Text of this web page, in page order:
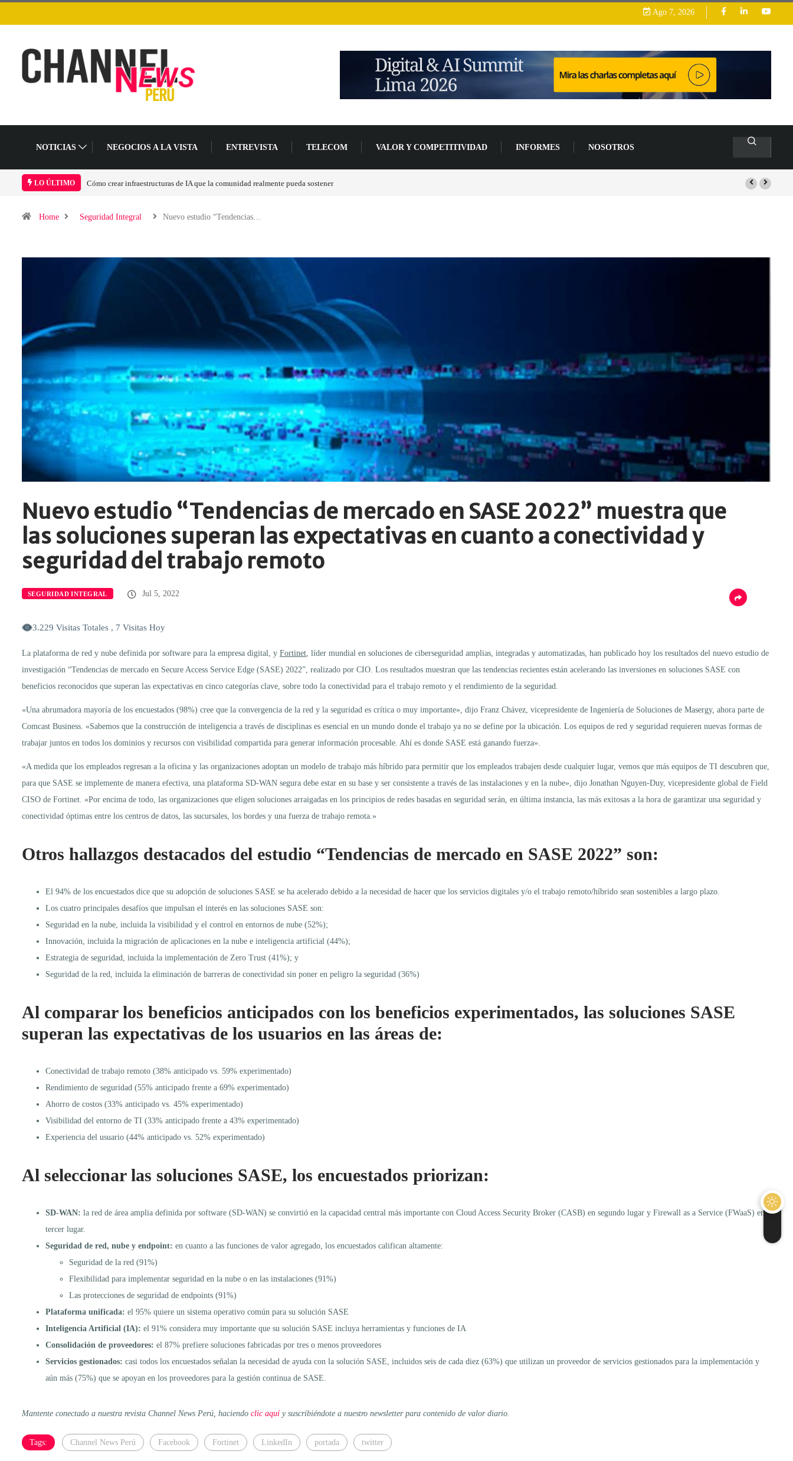
Ago 7, 2026
NOTICIAS NEGOCIOS A LA VISTA ENTREVISTA TELECOM VALOR Y COMPETITIVIDAD INFORMES NOSOTROS
LO ÚLTIMO Las tarjetas gráficas RDNA 5 ya están en fase avanzada de desarrollo
Home Seguridad Integral Nuevo estudio “Tendencias…
Nuevo estudio “Tendencias de mercado en SASE 2022” muestra que
las soluciones superan las expectativas en cuanto a conectividad y
seguridad del trabajo remoto
SEGURIDAD INTEGRAL Jul 5, 2022
3.229 Visitas Totales , 7 Visitas Hoy
La plataforma de red y nube definida por software para la empresa digital, y Fortinet , líder mundial en soluciones de ciberseguridad amplias, integradas y automatizadas, han publicado hoy los resultados del nuevo estudio de
investigación “Tendencias de mercado en Secure Access Service Edge (SASE) 2022”, realizado por CIO. Los resultados muestran que las tendencias recientes están acelerando las inversiones en soluciones SASE con
beneficios reconocidos que superan las expectativas en cinco categorías clave, sobre todo la conectividad para el trabajo remoto y el rendimiento de la seguridad.
«Una abrumadora mayoría de los encuestados (98%) cree que la convergencia de la red y la seguridad es crítica o muy importante», dijo Franz Chávez, vicepresidente de Ingeniería de Soluciones de Masergy, ahora parte de
Comcast Business. «Sabemos que la construcción de inteligencia a través de disciplinas es esencial en un mundo donde el trabajo ya no se define por la ubicación. Los equipos de red y seguridad requieren nuevas formas de
trabajar juntos en todos los dominios y recursos con visibilidad compartida para generar información procesable. Ahí es donde SASE está ganando fuerza».
«A medida que los empleados regresan a la oficina y las organizaciones adoptan un modelo de trabajo más híbrido para permitir que los empleados trabajen desde cualquier lugar, vemos que más equipos de TI descubren que,
para que SASE se implemente de manera efectiva, una plataforma SD-WAN segura debe estar en su base y ser consistente a través de las instalaciones y en la nube», dijo Jonathan Nguyen-Duy, vicepresidente global de Field
CISO de Fortinet. «Por encima de todo, las organizaciones que eligen soluciones arraigadas en los principios de redes basadas en seguridad serán, en última instancia, las más exitosas a la hora de garantizar una seguridad y
conectividad óptimas entre los centros de datos, las sucursales, los bordes y una fuerza de trabajo remota.»
Otros hallazgos destacados del estudio “Tendencias de mercado en SASE 2022” son:
El 94% de los encuestados dice que su adopción de soluciones SASE se ha acelerado debido a la necesidad de hacer que los servicios digitales y/o el trabajo remoto/híbrido sean sostenibles a largo plazo.
Los cuatro principales desafíos que impulsan el interés en las soluciones SASE son:
Seguridad en la nube, incluida la visibilidad y el control en entornos de nube (52%);
Innovación, incluida la migración de aplicaciones en la nube e inteligencia artificial (44%);
Estrategia de seguridad, incluida la implementación de Zero Trust (41%); y
Seguridad de la red, incluida la eliminación de barreras de conectividad sin poner en peligro la seguridad (36%)
Al comparar los beneficios anticipados con los beneficios experimentados, las soluciones SASE
superan las expectativas de los usuarios en las áreas de:
Conectividad de trabajo remoto (38% anticipado vs. 59% experimentado)
Rendimiento de seguridad (55% anticipado frente a 69% experimentado)
Ahorro de costos (33% anticipado vs. 45% experimentado)
Visibilidad del entorno de TI (33% anticipado frente a 43% experimentado)
Experiencia del usuario (44% anticipado vs. 52% experimentado)
Al seleccionar las soluciones SASE, los encuestados priorizan:
SD-WAN: la red de área amplia definida por software (SD-WAN) se convirtió en la capacidad central más importante con Cloud Access Security Broker (CASB) en segundo lugar y Firewall as a Service (FWaaS) en
tercer lugar.
Seguridad de red, nube y endpoint: en cuanto a las funciones de valor agregado, los encuestados califican altamente:
Seguridad de la red (91%)
Flexibilidad para implementar seguridad en la nube o en las instalaciones (91%)
Las protecciones de seguridad de endpoints (91%)
Plataforma unificada: el 95% quiere un sistema operativo común para su solución SASE
Inteligencia Artificial (IA): el 91% considera muy importante que su solución SASE incluya herramientas y funciones de IA
Consolidación de proveedores: el 87% prefiere soluciones fabricadas por tres o menos proveedores
Servicios gestionados: casi todos los encuestados señalan la necesidad de ayuda con la solución SASE, incluidos seis de cada diez (63%) que utilizan un proveedor de servicios gestionados para la implementación y
aún más (75%) que se apoyan en los proveedores para la gestión continua de SASE.
Mantente conectado a nuestra revista Channel News Perú, haciendo clic aquíy suscribiéndote a nuestro newsletter para contenido de valor diario.
Tags: Channel News Perú Facebook Fortinet LinkedIn portada twitter